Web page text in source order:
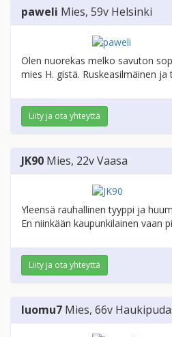
paweli Mies, 59v Helsinki
Olen nuorekas melko savuton
mies H. gistä. Ruskeasilmäinen ja
Liity ja ota yhteyttä
JK90 Mies, 22vVaasa
Yleensä rauhallinen tyyppi ja
En niinkään kaupunkilainen vaan
Liity ja ota yhteyttä
luomu7 Mies, 66v